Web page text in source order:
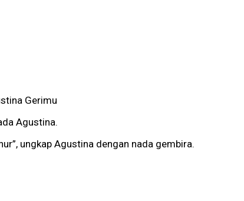
Gerimu
Agustina.
ungkap Agustina dengan nada gembira.